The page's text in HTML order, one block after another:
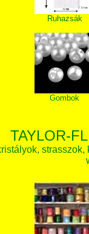
Ruhazsák
Gombok
TAYLOR-